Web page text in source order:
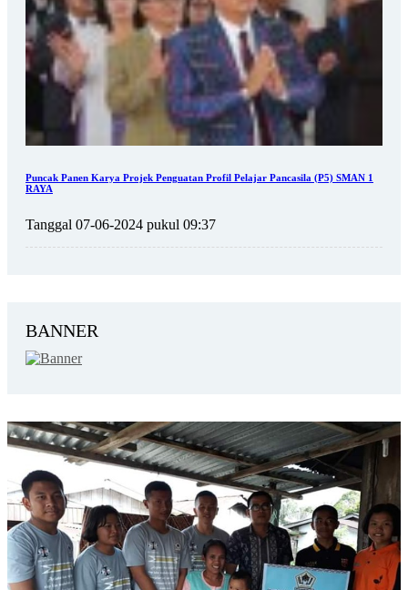
Puncak Panen Karya Projek Penguatan Profil Pelajar Pancasila (P5) SMAN 1
RAYA
Tanggal 07-06-2024 pukul 09:37
BANNER